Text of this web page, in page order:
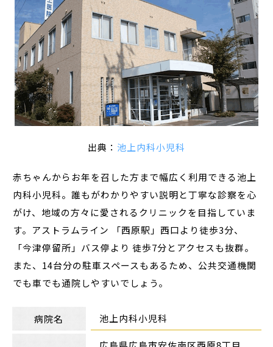
出典： 池上内科小児科
赤ちゃんからお年を召した方まで幅広く利用できる池上
内科小児科。誰もがわかりやすい説明と丁寧な診察を心
がけ、地域の方々に愛されるクリニックを目指していま
す。アストラムライン 「西原駅」西口より徒歩3分、
「今津停留所」バス停より 徒歩7分とアクセスも抜群。
また、14台分の駐車スペースもあるため、公共交通機関
でも車でも通院しやすいでしょう。
病院名 池上内科小児科